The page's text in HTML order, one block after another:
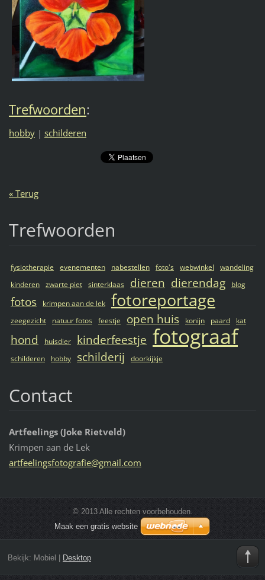
Trefwoorden:
hobby | schilderen
« Terug
Trefwoorden
fysiotherapie evenementen nabestellen foto's webwinkel
wandeling
kinderen zwarte piet sinterklaas dieren dierendag blog
fotos krimpen aan de lek fotoreportage
zeegezicht natuur fotos feestje open huis konijn paard kat
hond huisdier kinderfeestje fotograaf
schilderen hobby schilderij doorkijkje
Contact
Artfeelings (Joke Rietveld)
Krimpen aan de Lek
artfeelingsfotografie@gmail.com
© 2013 Alle rechten voorbehouden.
Maak een gratis website
Bekijk: Mobiel Desktop